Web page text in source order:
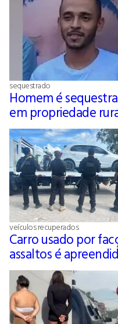
sequestrado
Homem é
em propriedade
veículos recuperados
Carro usado por
assaltos é